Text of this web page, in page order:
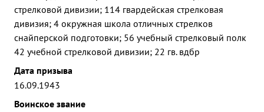
стрелковой дивизии; 114 гвардейская стрелковая
дивизия; 4 окружная школа отличных стрелков
снайперской подготовки; 56 учебный стрелковый полк
42 учебной стрелковой дивизии; 22 гв. вдбр
Дата призыва
16.09.1943
Воинское звание